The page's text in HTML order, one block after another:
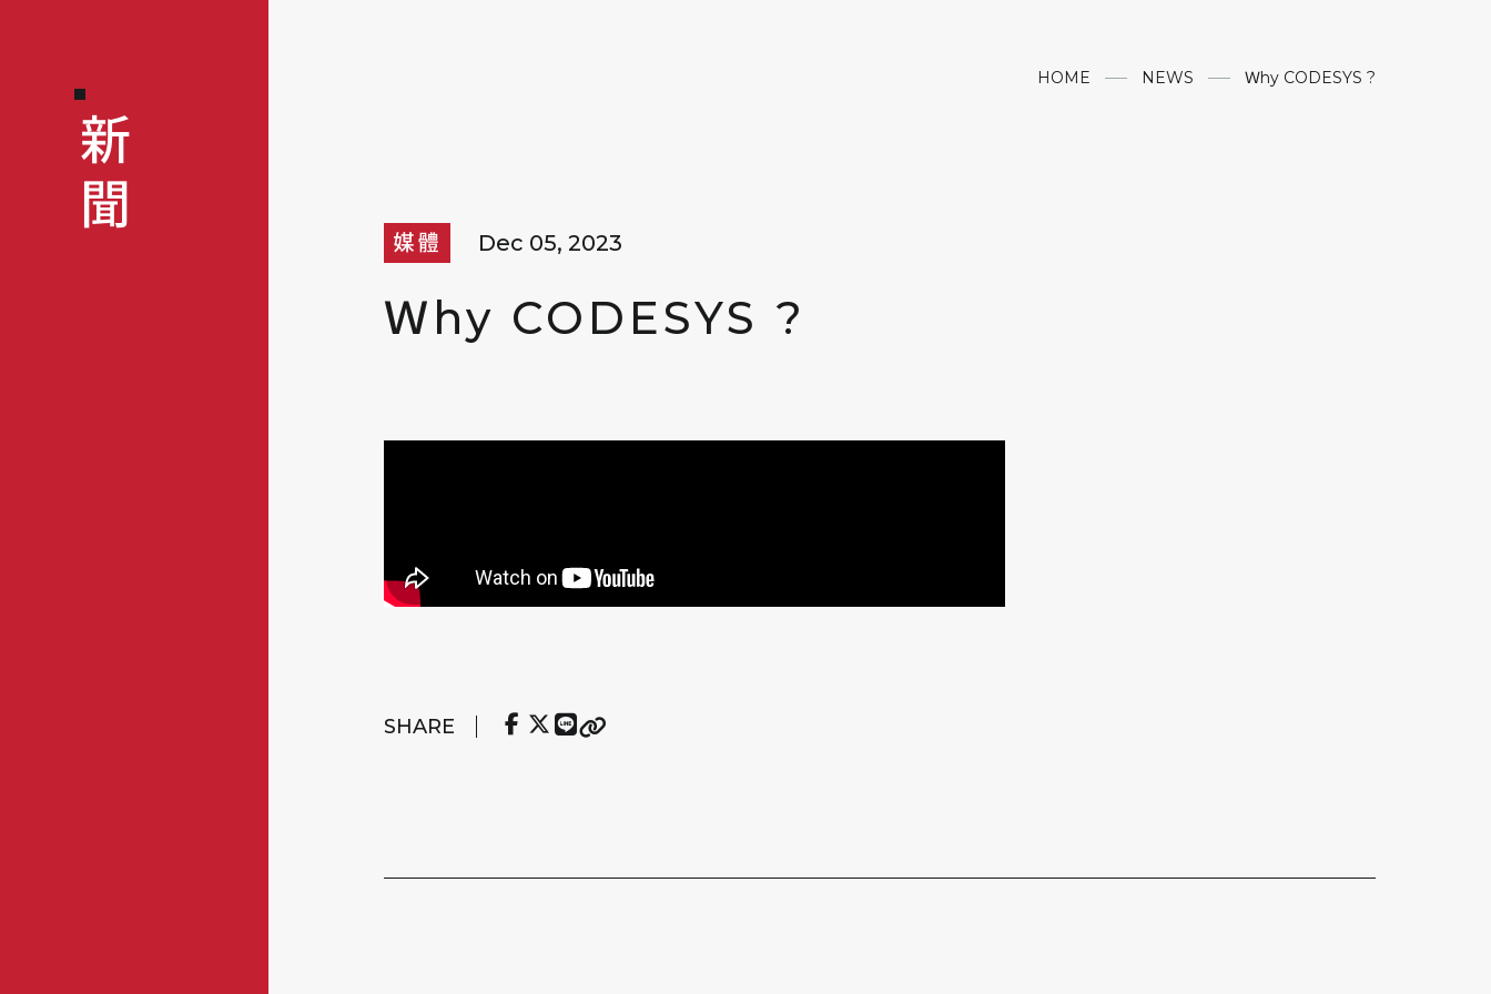
新聞
HOME NEWS Ｗhy CODESYS ?
媒體 Dec 05, 2023
Ｗhy CODESYS ?
SHARE